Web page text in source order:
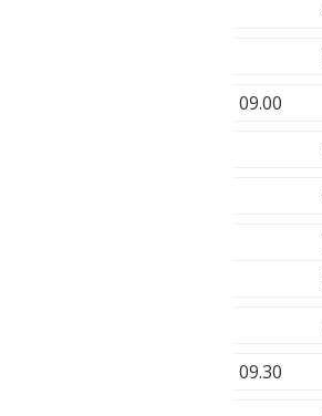
09.00
09.30